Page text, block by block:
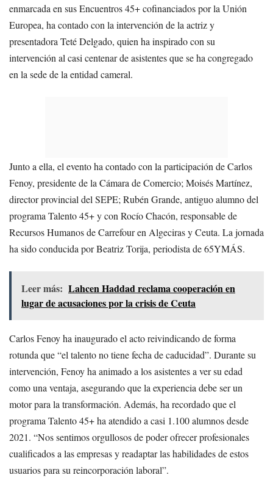
enmarcada en sus Encuentros 45+ cofinanciados por la Unión
Europea, ha contado con la intervención de la actriz y
presentadora Teté Delgado, quien ha inspirado con su
intervención al casi centenar de asistentes que se ha congregado
en la sede de la entidad cameral.
Junto a ella, el evento ha contado con la participación de Carlos
Fenoy, presidente de la Cámara de Comercio; Moisés Martínez,
director provincial del SEPE; Rubén Grande, antiguo alumno del
programa Talento 45+ y con Rocío Chacón, responsable de
Recursos Humanos de Carrefour en Algeciras y Ceuta. La jornada
ha sido conducida por Beatriz Torija, periodista de 65YMÁS.
Leer más: Lahcen Haddad reclama cooperación en
lugar de acusaciones por la crisis de Ceuta
Carlos Fenoy ha inaugurado el acto reivindicando de forma
rotunda que “el talento no tiene fecha de caducidad”. Durante su
intervención, Fenoy ha animado a los asistentes a ver su edad
como una ventaja, asegurando que la experiencia debe ser un
motor para la transformación. Además, ha recordado que el
programa Talento 45+ ha atendido a casi 1.100 alumnos desde
2021. “Nos sentimos orgullosos de poder ofrecer profesionales
cualificados a las empresas y readaptar las habilidades de estos
usuarios para su reincorporación laboral”.